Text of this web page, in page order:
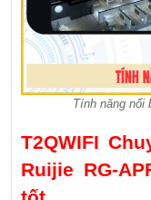
Tính năng nổi
T2QWIFI
Ruijie